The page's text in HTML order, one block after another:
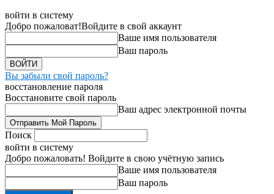
войти в систему
Добро пожаловат!Войдите в свой аккаунт
Ваше имя пользователя
Ваш пароль
Вы забыли свой пароль?
восстановление пароля
Восстановите свой пароль
Ваш адрес электронной почты
Поиск
войти в систему
Добро пожаловать! Войдите в свою учётную запись
Ваше имя пользователя
Ваш пароль